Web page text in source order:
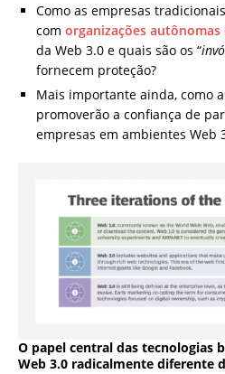
Como as empresas
com organizações
da Web 3.0 e quais são os “
fornecem proteção?
Mais importante ainda, como
promoverão a confiança de
empresas em ambientes Web
O papel central das tecnologias
Web 3.0 radicalmente diferente